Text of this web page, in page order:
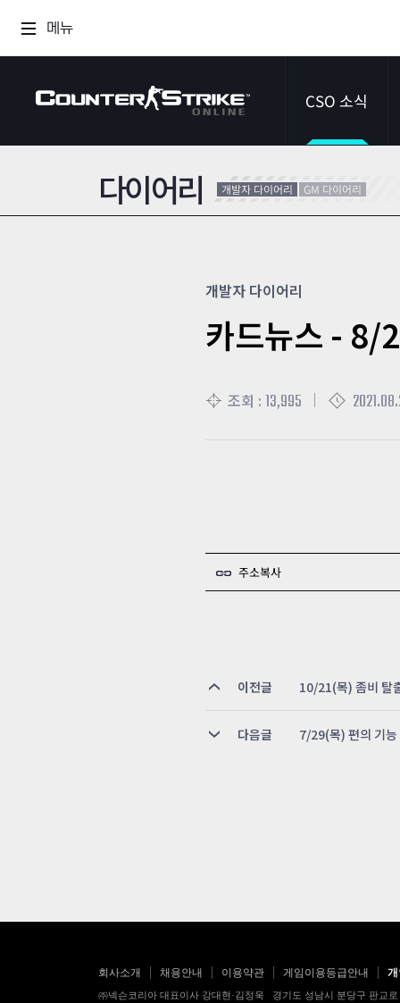
메뉴
CSO 소식
공지사항
다이어리 개발자 다이어리 GM 다이어리
개발자 다이어리
카드뉴스 - 8/
조회 : 13,995
주소복사
이전글 10/21(목) 좀비 탈
다음글 7/29(목) 편의 기능
회사소개 채용안내 이용약관 게임이용등급안내
㈜넥슨코리아 대표이사 강대현·김정욱 경기도 성남시 분당구 판교